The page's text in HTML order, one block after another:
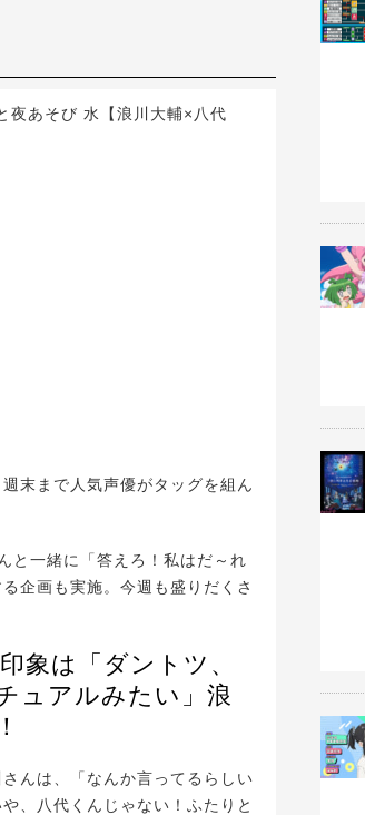
あそび 水【浪川大輔×八代
末まで人気声優がタッグを組ん
と一緒に「答えろ！私はだ～れ
企画も実施。今週も盛りだくさ
象は「ダントツ、
ュアルみたい」浪
んは、「なんか言ってるらしい
、八代くんじゃない！ふたりと